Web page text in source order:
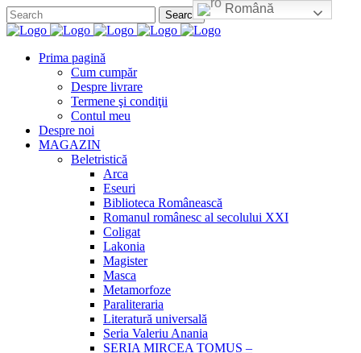
Prima pagină
Cum cumpăr
Despre livrare
Termene şi condiţii
Contul meu
Despre noi
MAGAZIN
Beletristică
Arca
Eseuri
Biblioteca Românească
Romanul românesc al secolului XXI
Coligat
Lakonia
Magister
Masca
Metamorfoze
Paraliteraria
Literatură universală
Seria Valeriu Anania
SERIA MIRCEA TOMUȘ –
Română